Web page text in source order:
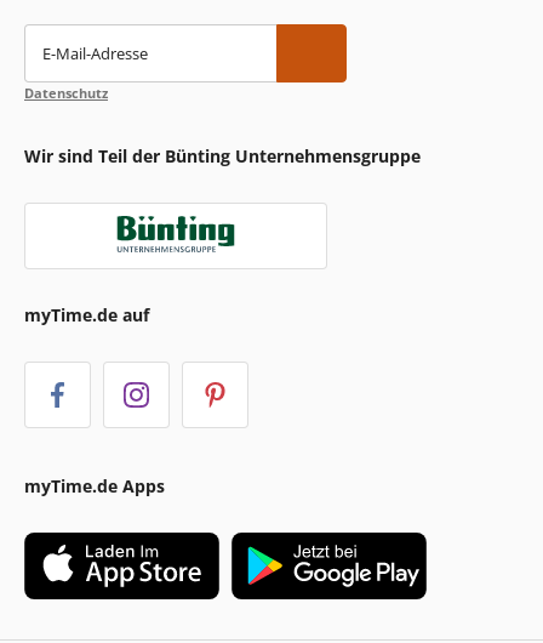
E-Mail-Adresse
Datenschutz
Wir sind Teil der Bünting Unternehmensgruppe
myTime.de auf
myTime.de Apps